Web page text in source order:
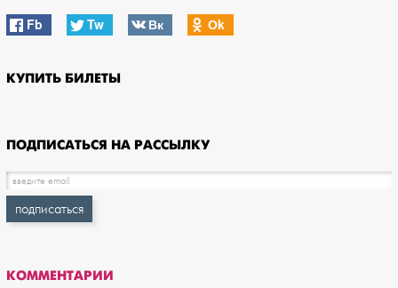
Fb Tw Вк Оk
КУПИТЬ БИЛЕТЫ
ПОДПИСАТЬСЯ НА РАССЫЛКУ
КОММЕНТАРИИ